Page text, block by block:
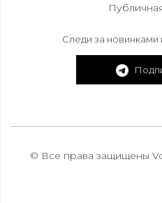
Следи за новинками
© Все права защищены